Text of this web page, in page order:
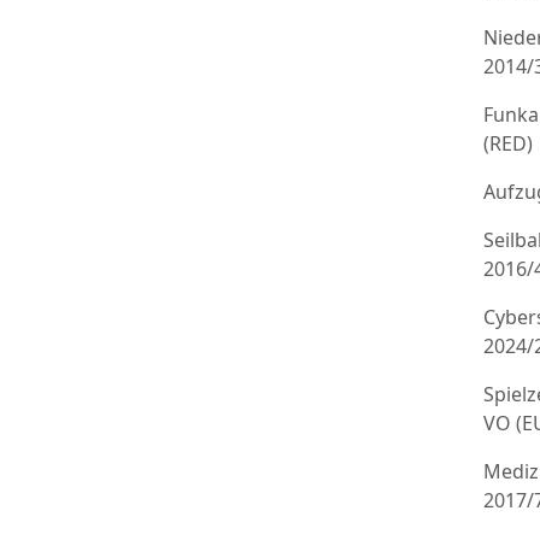
2014/
(RED)
2016/
2024/
VO
2017/